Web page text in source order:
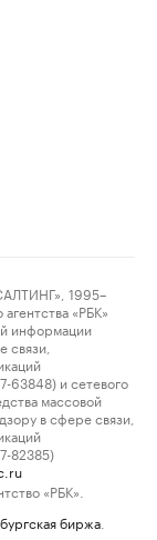
1995–
«РБК»
информации
связи,
63848) и сетевого
массовой
в сфере связи,
82385)
«РБК».
биржа